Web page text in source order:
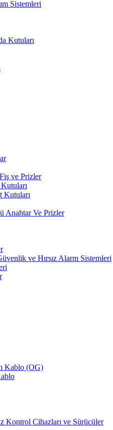
Sistemleri
Kutuları
ve Prizler
Kutuları
Anahtar Ve Prizler
ve Hırsız Alarm Sistemleri
Kablo (OG)
Kontrol Cihazları ve Sürücüler